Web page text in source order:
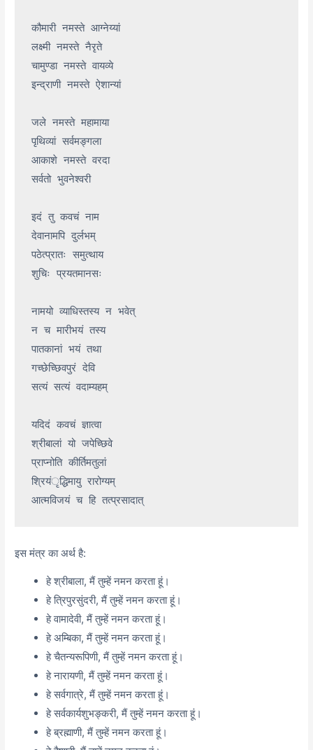
कौमारी नमस्ते आग्नेय्यां
लक्ष्मी नमस्ते नैरृते
चामुण्डा नमस्ते वायव्ये
इन्द्राणी नमस्ते ऐशान्यां
जले नमस्ते महामाया
पृथिव्यां सर्वमङ्गला
आकाशे नमस्ते वरदा
सर्वतो भुवनेश्वरी
इदं तु कवचं नाम
देवानामपि दुर्लभम्
पठेत्प्रातः समुत्थाय
शुचिः प्रयतमानसः
नामयो व्याधिस्तस्य न भवेत्
न च मारीभयं तस्य
पातकानां भयं तथा
गच्छेच्छिवपुरं देवि
सत्यं सत्यं वदाम्यहम्
यदिदं कवचं ज्ञात्वा
श्रीबालां यो जपेच्छिवे
प्राप्नोति कीर्तिमतुलां
श्रियंृद्धिमायु रारोग्यम्
आत्मविजयं च हि तत्प्रसादात्
इस मंत्र का अर्थ है:
हे श्रीबाला, मैं तुम्हें नमन करता हूं।
हे त्रिपुरसुंदरी, मैं तुम्हें नमन करता हूं।
हे वामादेवी, मैं तुम्हें नमन करता हूं।
हे अम्बिका, मैं तुम्हें नमन करता हूं।
हे चैतन्यरूपिणी, मैं तुम्हें नमन करता हूं।
हे नारायणी, मैं तुम्हें नमन करता हूं।
हे सर्वगात्रे, मैं तुम्हें नमन करता हूं।
हे सर्वकार्यशुभङ्करी, मैं तुम्हें नमन करता हूं।
हे ब्रह्माणी, मैं तुम्हें नमन करता हूं।